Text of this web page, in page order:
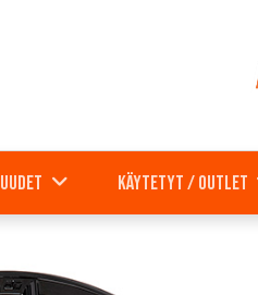
Uudet Käytetyt / outlet